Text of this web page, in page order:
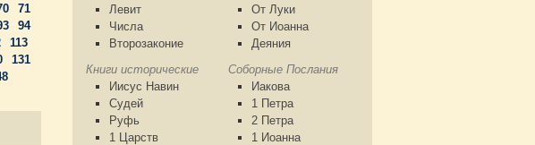
71
94
113
131
Левит
Числа
Второзаконие
Книги исторические
Иисус Навин
Судей
Руфь
1 Царств
От Луки
От Иоанна
Деяния
Соборные Послания
Иакова
1 Петра
2 Петра
1 Иоанна